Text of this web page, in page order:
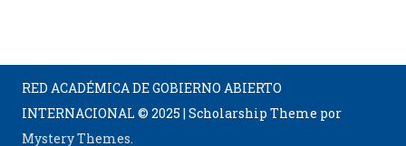
RED ACADÉMICA DE GOBIERNO ABIERTO
INTERNACIONAL © 2025 |Scholarship Theme por
Mystery Themes.